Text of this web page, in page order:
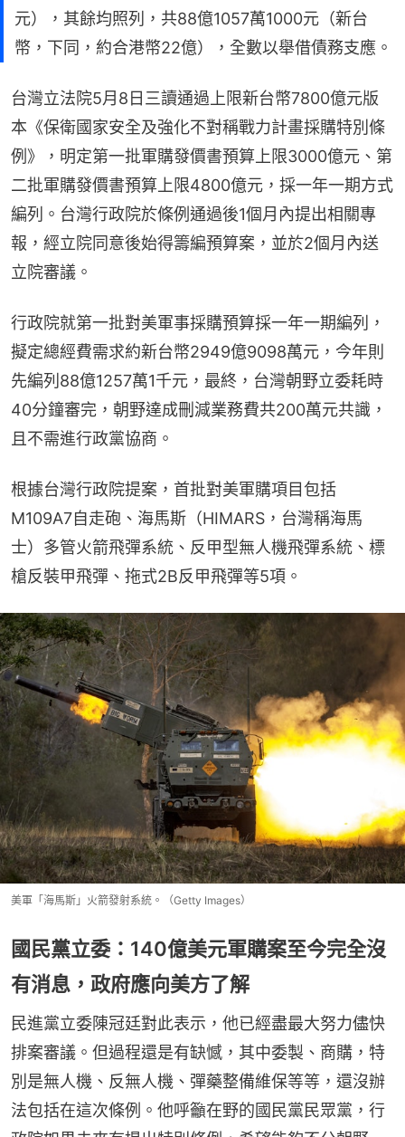
元），其餘均照列，共88億1057萬1000元（新台
幣，下同，約合港幣22億），全數以舉借債務支應。
台灣立法院5月8日三讀通過上限新台幣7800億元版
本《保衛國家安全及強化不對稱戰力計畫採購特別條
例》，明定第一批軍購發價書預算上限3000億元、第
二批軍購發價書預算上限4800億元，採一年一期方式
編列。台灣行政院於條例通過後1個月內提出相關專
報，經立院同意後始得籌編預算案，並於2個月內送
立院審議。
行政院就第一批對美軍事採購預算採一年一期編列，
擬定總經費需求約新台幣2949億9098萬元，今年則
先編列88億1257萬1千元，最終，台灣朝野立委耗時
40分鐘審完，朝野達成刪減業務費共200萬元共識，
且不需進行政黨協商。
根據台灣行政院提案，首批對美軍購項目包括
M109A7自走砲、海馬斯（HIMARS，台灣稱海馬
士）多管火箭飛彈系統、反甲型無人機飛彈系統、標
槍反裝甲飛彈、拖式2B反甲飛彈等5項。
美軍「海馬斯」火箭發射系統。（Getty Images）
國民黨立委：140億美元軍購案至今完全沒
有消息，政府應向美方了解
民進黨立委陳冠廷對此表示，他已經盡最大努力儘快
排案審議。但過程還是有缺憾，其中委製、商購，特
別是無人機、反無人機、彈藥整備維保等等，還沒辦
法包括在這次條例。他呼籲在野的國民黨民眾黨，行